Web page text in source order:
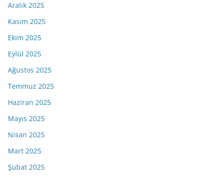
Aralık 2025
Kasım 2025
Ekim 2025
Eylül 2025
Ağustos 2025
Temmuz 2025
Haziran 2025
Mayıs 2025
Nisan 2025
Mart 2025
Şubat 2025